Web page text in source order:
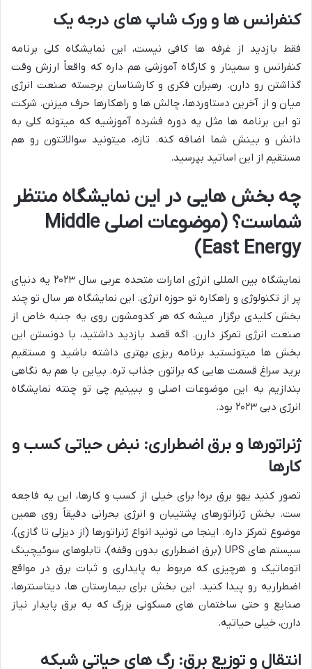
کنفرانس ها و ورک شاپ های درجه یک
فقط بازدید از غرفه ها کافی نیست، این نمایشگاه کلی برنامه
کنفرانس و سمینار و کارگاه آموزشی هم داره که واقعاً ارزش وقت
گذاشتن رو دارن. رهبران فکری و کارشناسان برجسته صنعت انرژی
میان و از آخرین دستاوردها، چالش ها و راهکارها حرف میزنن. شرکت
تو این برنامه ها مثل یه دوره فشرده آموزشیه که میتونه کلی به
دانش و بینش شما اضافه کنه. تازه، میتونید سوالاتتون رو هم
مستقیم از این اساتید بپرسید.
چه بخش هایی در این نمایشگاه منتظر
شماست؟ (موضوعات اصلی Middle
East Energy)
نمایشگاه بین المللی انرژی امارات متحده عربی سال ۲۰۲۳ یه دنیای
پر از تکنولوژی و راهکاره تو حوزه انرژی. این نمایشگاه هر سال تو چند
بخش کلیدی برگزار میشه که هر کدومشون روی یه جنبه خاص از
صنعت انرژی تمرکز دارن. اگه قصد بازدید داشتید، با دونستن این
بخش ها میتونستید برنامه ریزی بهتری داشته باشید و مستقیم
برید سراغ قسمت هایی که براتون جذاب تره. بیاین با هم یه نگاهی
بندازیم به این موضوعات اصلی و ببینیم چی تو چنته نمایشگاه
انرژی دبی ۲۰۲۳ بود.
ژنراتورها و برق اضطراری: نبض حیاتی کسب و
کارها
تصور کنید یهو برق بره! برای خیلی از کسب و کارها، این یه فاجعه
ست. بخش ژنراتورهای پشتیبان و انرژی بحرانی دقیقاً روی همین
موضوع تمرکز داره. اینجا می تونید انواع ژنراتورها (از دیزلی تا گازی)،
سیستم های UPS (برق اضطراری بدون وقفه)، تابلوهای سوئیچینگ
اتوماتیک و هرچیزی که مربوط به پایداری و ثبات برق در مواقع
اضطراریه رو پیدا کنید. این بخش برای بیمارستان ها، دیتاسنترها،
صنایع و حتی ساختمان های مسکونی بزرگ که به برق پایدار نیاز
دارن، خیلی حیاتیه.
انتقال و توزیع برق: رگ های حیاتی شبکه